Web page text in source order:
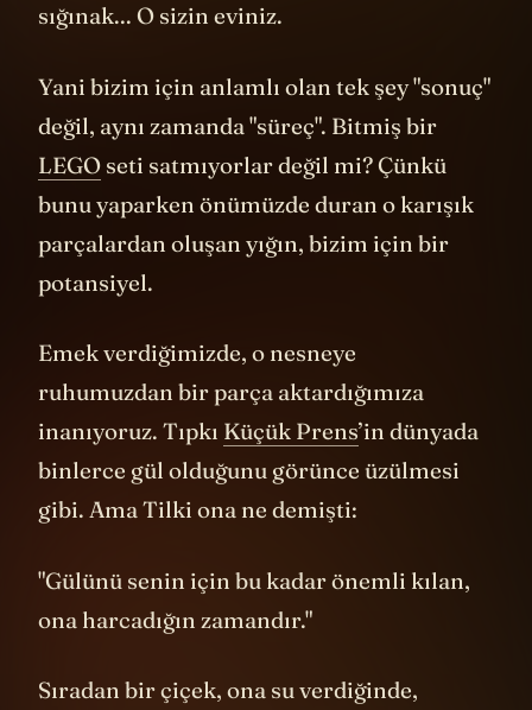
sığınak... O sizin eviniz.
Yani bizim için anlamlı olan tek şey "sonuç"
değil, aynı zamanda "süreç". Bitmiş bir
LEGO seti satmıyorlar değil mi? Çünkü
bunu yaparken önümüzde duran o karışık
parçalardan oluşan yığın, bizim için bir
potansiyel.
Emek verdiğimizde, o nesneye
ruhumuzdan bir parça aktardığımıza
inanıyoruz. Tıpkı Küçük Prens’in dünyada
binlerce gül olduğunu görünce üzülmesi
gibi. Ama Tilki ona ne demişti:
"Gülünü senin için bu kadar önemli kılan,
ona harcadığın zamandır."
Sıradan bir çiçek, ona su verdiğinde,